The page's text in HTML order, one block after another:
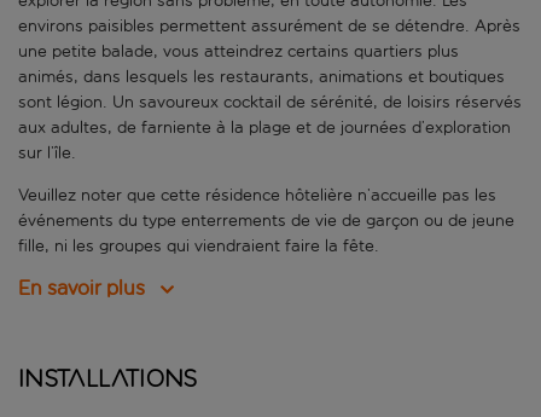
environs paisibles permettent assurément de se détendre. Après
une petite balade, vous atteindrez certains quartiers plus
animés, dans lesquels les restaurants, animations et boutiques
sont légion. Un savoureux cocktail de sérénité, de loisirs réservés
aux adultes, de farniente à la plage et de journées d’exploration
sur l’île.
Veuillez noter que cette résidence hôtelière n’accueille pas les
événements du type enterrements de vie de garçon ou de jeune
fille, ni les groupes qui viendraient faire la fête.
En savoir plus
Installations